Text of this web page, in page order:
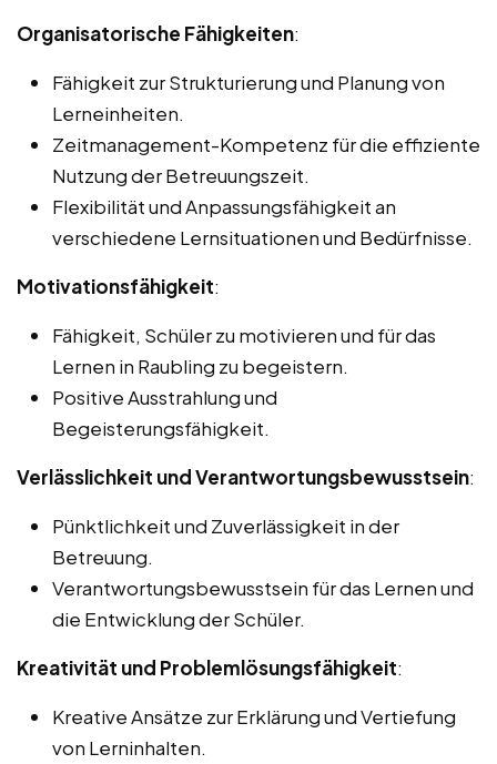
Organisatorische Fähigkeiten:
Fähigkeit zur Strukturierung und Planung von
Lerneinheiten.
Zeitmanagement-Kompetenz für die effiziente
Nutzung der Betreuungszeit.
Flexibilität und Anpassungsfähigkeit an
verschiedene Lernsituationen und Bedürfnisse.
Motivationsfähigkeit:
Fähigkeit, Schüler zu motivieren und für das
Lernen in Raubling zu begeistern.
Positive Ausstrahlung und
Begeisterungsfähigkeit.
Verlässlichkeit und Verantwortungsbewusstsein:
Pünktlichkeit und Zuverlässigkeit in der
Betreuung.
Verantwortungsbewusstsein für das Lernen und
die Entwicklung der Schüler.
Kreativität und Problemlösungsfähigkeit:
Kreative Ansätze zur Erklärung und Vertiefung
von Lerninhalten.